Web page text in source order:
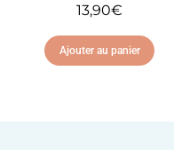
13,90€
Ajouter au panier